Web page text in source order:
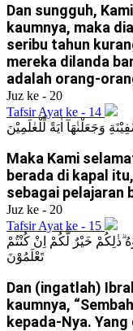
Dan sungguh,
kaumnya, maka
seribu tahun
mereka dilanda
adalah orang-
Juz ke - 20
Tafsir Ayat ke - 14
وَجَعَلْنٰهَآ اٰيَةً لِّلْعٰلَمِيْنَ
Maka Kami
berada di kapal
sebagai pelajaran
Juz ke - 20
Tafsir Ayat ke - 15
ۗذٰلِكُمْ خَيْرٌ لَّكُمْ اِنْ كُنْتُمْ
تَعْلَمُوْنَ
Dan (ingatlah)
kaumnya,
kepada-Nya.